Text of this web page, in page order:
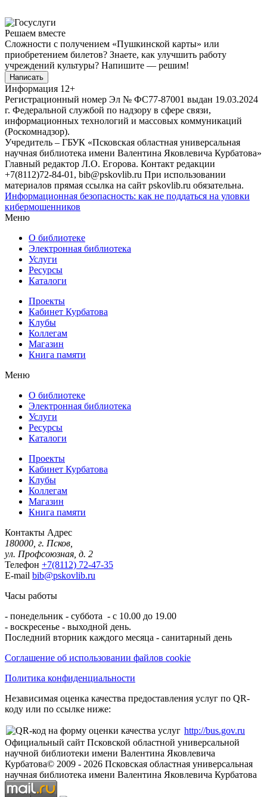
Решаем вместе
Сложности с получением «Пушкинской карты» или
приобретением билетов? Знаете, как улучшить работу
учреждений культуры? Напишите — решим!
Написать
Информация 12+
Регистрационный номер Эл № ФС77-87001 выдан 19.03.2024
г. Федеральной службой по надзору в сфере связи,
информационных технологий и массовых коммуникаций
(Роскомнадзор).
Учредитель – ГБУК «Псковская областная универсальная
научная библиотека имени Валентина Яковлевича Курбатова»
Главный редактор Л.О. Егорова. Контакт редакции
+7(8112)72-84-01, bib@pskovlib.ru При использовании
материалов прямая ссылка на сайт pskovlib.ru обязательна.
Информационная безопасность: как не поддаться на уловки
кибермошенников
Меню
О библиотеке
Электронная библиотека
Услуги
Ресурсы
Каталоги
Проекты
Кабинет Курбатова
Клубы
Коллегам
Магазин
Книга памяти
Меню
О библиотеке
Электронная библиотека
Услуги
Ресурсы
Каталоги
Проекты
Кабинет Курбатова
Клубы
Коллегам
Магазин
Книга памяти
Контакты Адрес
180000, г. Псков,
ул. Профсоюзная, д. 2
Телефон +7(8112) 72-47-35
E-mail bib@pskovlib.ru
Часы работы
- понедельник - суббота - с 10.00 до 19.00
- воскресенье - выходной день.
Последний вторник каждого месяца - санитарный день
Соглашение об использовании файлов cookie
Политика конфиденциальности
Независимая оценка качества предоставления услуг по QR-
коду или по ссылке ниже:
http://bus.gov.ru
Официальный сайт Псковской областной универсальной
научной библиотеки имени Валентина Яковлевича
Курбатова© 2009 - 2026 Псковская областная универсальная
научная библиотека имени Валентина Яковлевича Курбатова